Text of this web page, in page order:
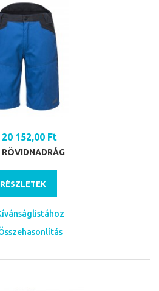
20 152,00 Ft
RÖVIDNADRÁG
RÉSZLETEK